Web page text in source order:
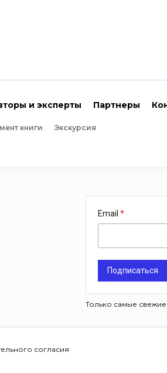
и эксперты Партнеры
книги Экскурсия
Email
Подписаться
Только самые
согласия